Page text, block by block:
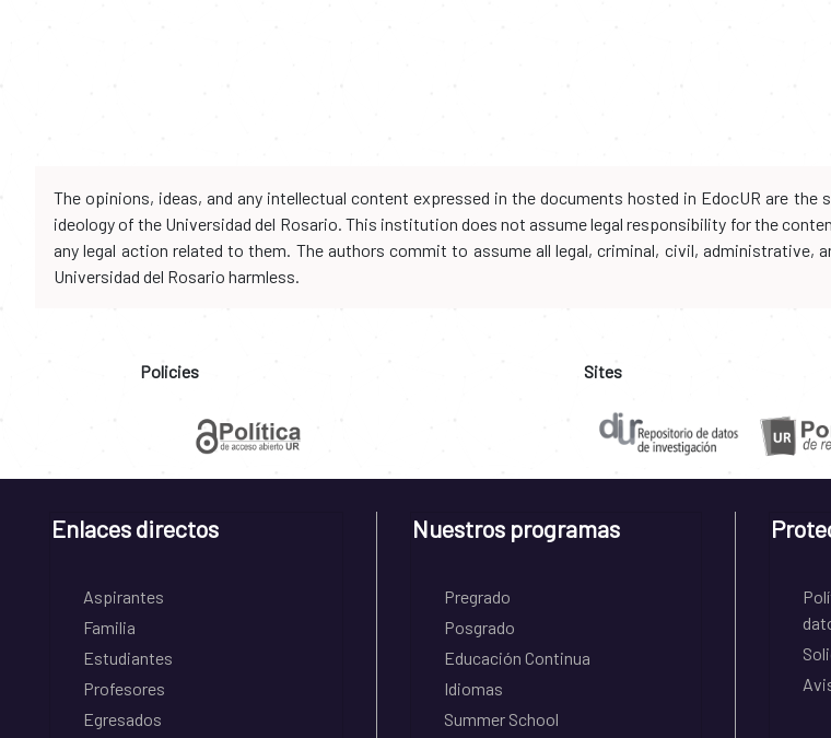
The opinions, ideas, and any intellectual content expressed in the documents hosted in EdocUR are
ideology of the Universidad del Rosario. This institution does not assume legal responsibility for the
any legal action related to them. The authors commit to assume all legal, criminal, civil,
Universidad del Rosario harmless.
Policies Sites
Enlaces directos
Aspirantes
Familia
Estudiantes
Profesores
Egresados
Nuestros programas
Pregrado
Posgrado
Educación Continua
Idiomas
Summer School